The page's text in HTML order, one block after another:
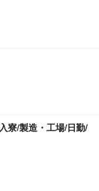
寮/製造・工場/日勤/